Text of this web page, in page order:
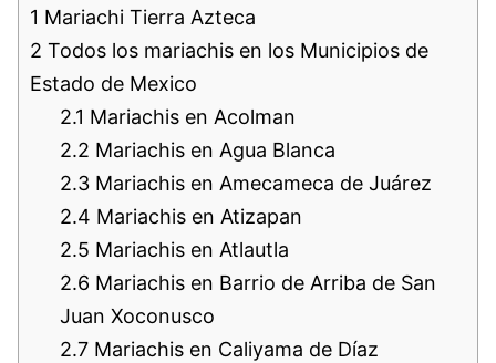
1 Mariachi Tierra Azteca
2 Todos los mariachis en los Municipios de
Estado de Mexico
2.1 Mariachis en Acolman
2.2 Mariachis en Agua Blanca
2.3 Mariachis en Amecameca de Juárez
2.4 Mariachis en Atizapan
2.5 Mariachis en Atlautla
2.6 Mariachis en Barrio de Arriba de San
Juan Xoconusco
2.7 Mariachis en Caliyama de Díaz